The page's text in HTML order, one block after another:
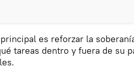
es reforzar la
tareas dentro y fuera de su